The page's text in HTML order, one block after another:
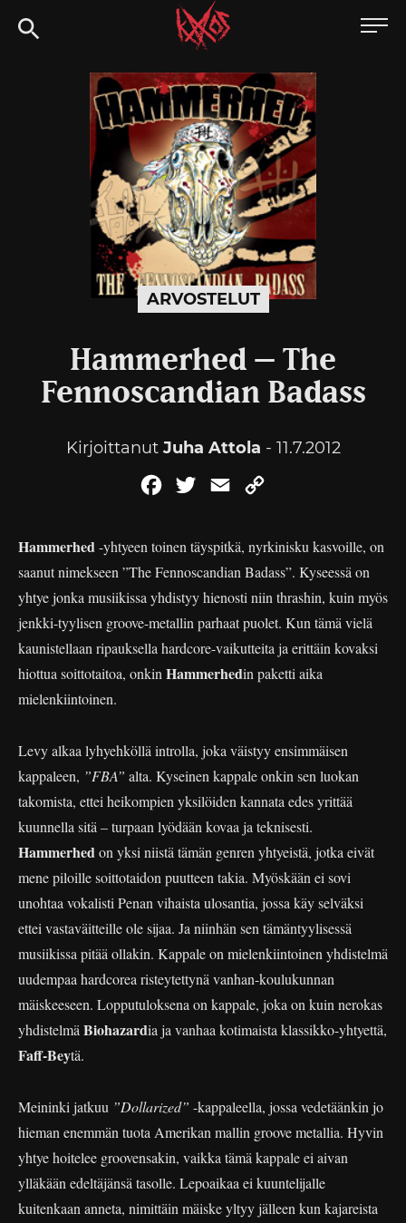
Siirry
suoraan
Kaaoszine
ARVOSTELUT
Hammerhed – The
Fennoscandian Badass
Kirjoittanut Juha Attola - 11.7.2012
FacebookTwitterEmail
Hammerhed-yhtyeen toinen täyspitkä, nyrkinisku kasvoille, on
saanut nimekseen ”The Fennoscandian Badass”. Kyseessä on
yhtye jonka musiikissa yhdistyy hienosti niin thrashin, kuin myös
jenkki-tyylisen groove-metallin parhaat puolet. Kun tämä vielä
kaunistellaan ripauksella hardcore-vaikutteita ja erittäin kovaksi
hiottua soittotaitoa, onkin Hammerhedin paketti aika
mielenkiintoinen.
Levy alkaa lyhyehköllä introlla, joka väistyy ensimmäisen
kappaleen, ”FBA” alta. Kyseinen kappale onkin sen luokan
takomista, ettei heikompien yksilöiden kannata edes yrittää
kuunnella sitä – turpaan lyödään kovaa ja teknisesti.
Hammerhedon yksi niistä tämän genren yhtyeistä, jotka eivät
mene piloille soittotaidon puutteen takia. Myöskään ei sovi
unohtaa vokalisti Penan vihaista ulosantia, jossa käy selväksi
ettei vastaväitteille ole sijaa. Ja niinhän sen tämäntyylisessä
musiikissa pitää ollakin. Kappale on mielenkiintoinen yhdistelmä
uudempaa hardcorea risteytettynä vanhan-koulukunnan
mäiskeeseen. Lopputuloksena on kappale, joka on kuin nerokas
yhdistelmä Biohazardia ja vanhaa kotimaista klassikko-yhtyettä,
Faff-Beytä.
Meininki jatkuu ”Dollarized” -kappaleella, jossa vedetäänkin jo
hieman enemmän tuota Amerikan mallin groove metallia. Hyvin
yhtye hoitelee groovensakin, vaikka tämä kappale ei aivan
ylläkään edeltäjänsä tasolle. Lepoaikaa ei kuuntelijalle
kuitenkaan anneta, nimittäin mäiske yltyy jälleen kun kajareista